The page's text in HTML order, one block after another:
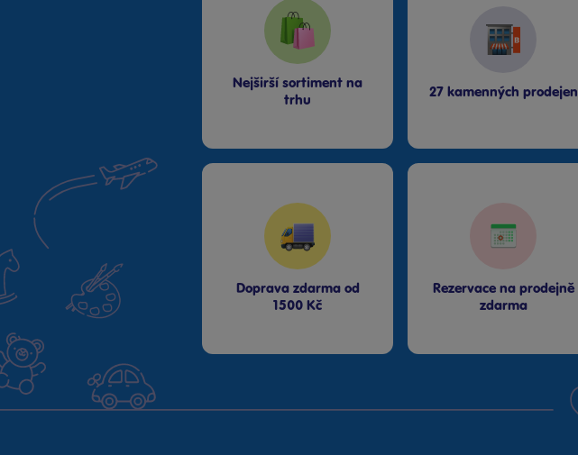
Praha Westfield
Chodov
Nejširší sortiment na
trhu
27 kamenných prodejen
Doprava zdarma od
1500 Kč
Rezervace na prodejně
zdarma